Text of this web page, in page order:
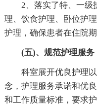
2、落实了特、一级
理、饮食护理、卧位护
护理，确保患者在住院
(五)、规范护理服务
科室展开优良护理以
念，护理服务承诺和优
和工作质量标准，要求